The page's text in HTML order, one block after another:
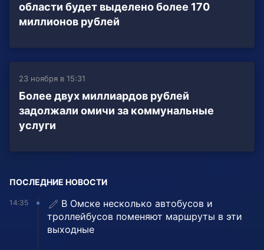
области будет выделено более 170
миллионов рублей
23 ноября в 15:31
Более двух миллиардов рублей
задолжали омичи за коммунальные
услуги
ПОСЛЕДНИЕ НОВОСТИ
14:35
В Омске несколько автобусов и
троллейбусов поменяют маршруты в эти
выходные